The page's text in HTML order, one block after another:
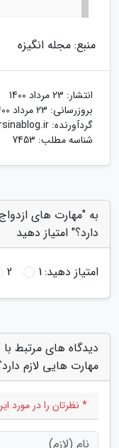
منبع: مجله انگیزه
انتشار: 23 مرداد 1400
بروزرسانی: 23 مرداد 1400
گردآورنده:
شناسه مطلب: 7453
به "مهارت های
دارد؟" امتیاز دهید
امتیاز دهید:1
2
دیدگاه های مرتبط
مهارت هایی لازم
* نظرتان را در مورد